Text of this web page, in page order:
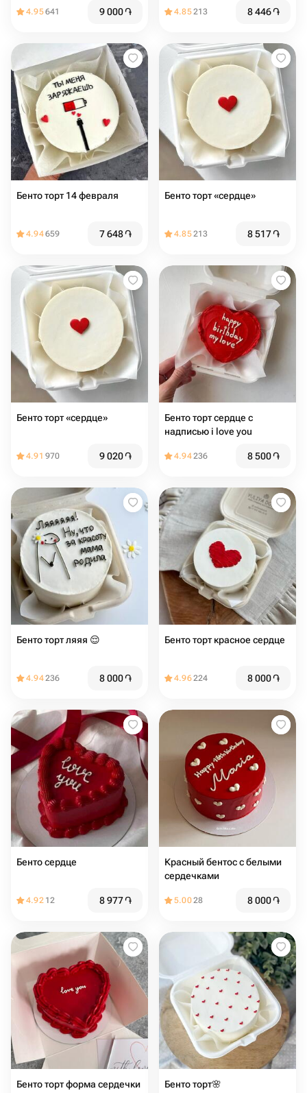
4.95641 9 000֏ 4.85213 8 446֏
Бенто торт 14 февраля
4.94659 7 648֏
Бенто торт «сердце»
4.85213 8 517֏
Бенто торт «сердце»
4.91 970 9 020֏
Бенто торт сердце с
надписью i love you
4.94236 8 500֏
Бенто торт ляяя 😌
4.94236 8 000֏
Бенто торт красное сердце
4.96224 8 000֏
Бенто сердце
4.92 12 8 977֏
Красный бентос с белыми
сердечками
5.0028 8 000֏
Бенто торт форма сердечки Бенто торт🌸